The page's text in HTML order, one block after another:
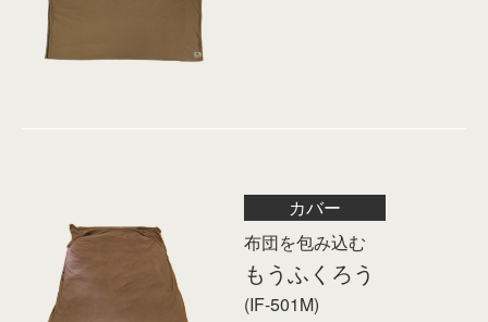
カバー
布団を包み込む
もうふくろう
(IF-501M)